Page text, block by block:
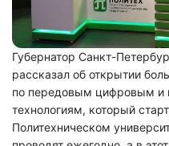
Губернатор Санкт-
рассказал об открытии
по передовым цифровым и
технологиям, который
Политехническом